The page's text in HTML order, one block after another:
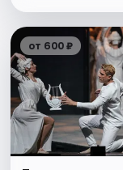
от 600 ₽